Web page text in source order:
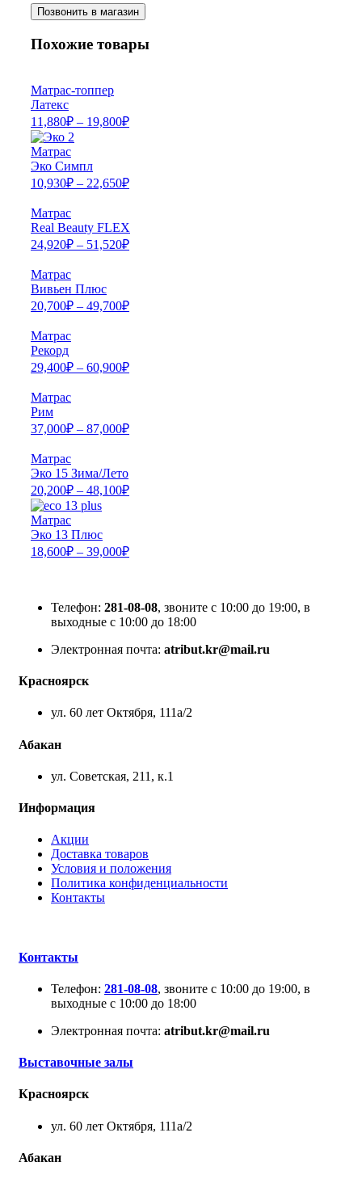
Позвонить в магазин
Похожие товары
Матрас-топпер
Латекс
11,880₽ – 19,800₽
Матрас
Эко Симпл
10,930₽ – 22,650₽
Матрас
Real Beauty FLEX
24,920₽ – 51,520₽
Матрас
Вивьен Плюс
20,700₽ – 49,700₽
Матрас
Рекорд
29,400₽ – 60,900₽
Матрас
Рим
37,000₽ – 87,000₽
Матрас
Эко 15 Зима/Лето
20,200₽ – 48,100₽
Матрас
Эко 13 Плюс
18,600₽ – 39,000₽
Телефон: 281-08-08, звоните с 10:00 до 19:00, в
выходные с 10:00 до 18:00
Электронная почта: atribut.kr@mail.ru
Красноярск
ул. 60 лет Октября, 111а/2
Абакан
ул. Советская, 211, к.1
Информация
Акции
Доставка товаров
Условия и положения
Политика конфиденциальности
Контакты
Контакты
Телефон: 281-08-08, звоните с 10:00 до 19:00, в
выходные с 10:00 до 18:00
Электронная почта: atribut.kr@mail.ru
Выставочные залы
Красноярск
ул. 60 лет Октября, 111а/2
Абакан